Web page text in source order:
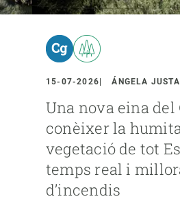
15-07-2026 ÁNGELA
Una nova eina del
conèixer la
vegetació de tot
temps real i
d’incendis